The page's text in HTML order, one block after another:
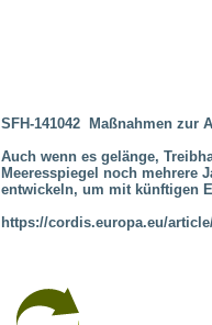
SFH-141042 Maßnahmen zur
Auch wenn es gelänge,
Meeresspiegel noch mehrere
entwickeln, um mit künftigen
https://cordis.europa.eu/